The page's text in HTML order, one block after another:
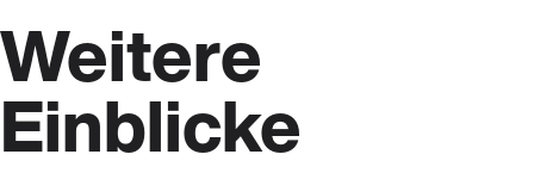
Weitere
Einblicke